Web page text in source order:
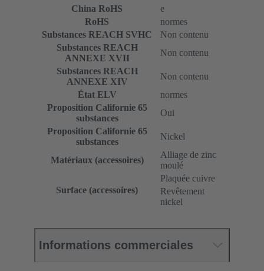
China RoHS
e
RoHS
normes
Substances REACH SVHC
Non contenu
Substances REACH
ANNEXE XVII
Non contenu
Substances REACH
ANNEXE XIV
Non contenu
État ELV
normes
Proposition Californie 65
substances
Oui
Proposition Californie 65
substances
Nickel
Matériaux (accessoires)
Alliage de zinc
moulé
Surface (accessoires)
Plaquée cuivre
Revêtement
nickel
Informations commerciales